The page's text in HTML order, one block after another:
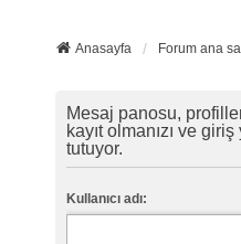
Anasayfa Forum ana
Mesaj panosu,
kayıt olmanızı ve
tutuyor.
Kullanıcı adı: